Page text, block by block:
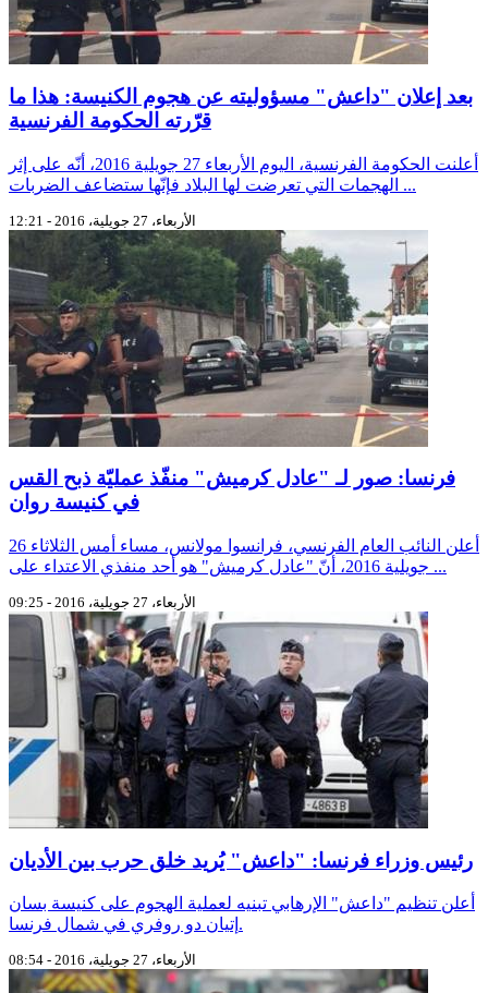
بعد إعلان "داعش" مسؤوليته عن هجوم الكنيسة: هذا ما
قرّرته الحكومة الفرنسية
أعلنت الحكومة الفرنسية، اليوم الأربعاء 27 جويلية 2016، أنّه على إثر
الهجمات التي تعرضت لها البلاد فإنّها ستضاعف الضربات ...
الأربعاء، 27 جويلية، 2016 - 12:21
فرنسا: صور لـ "عادل كرميش" منفّذ عمليّة ذبح القس
في كنيسة روان
أعلن النائب العام الفرنسي، فرانسوا مولانس، مساء أمس الثلاثاء 26
جويلية 2016، أنّ "عادل كرميش" هو أحد منفذي الاعتداء على ...
الأربعاء، 27 جويلية، 2016 - 09:25
رئيس وزراء فرنسا: "داعش" يُريد خلق حرب بين الأديان
أعلن تنظيم "داعش" الإرهابي تبنيه لعملية الهجوم على كنيسة بسان
إتيان دو روفري في شمال فرنسا.
الأربعاء، 27 جويلية، 2016 - 08:54